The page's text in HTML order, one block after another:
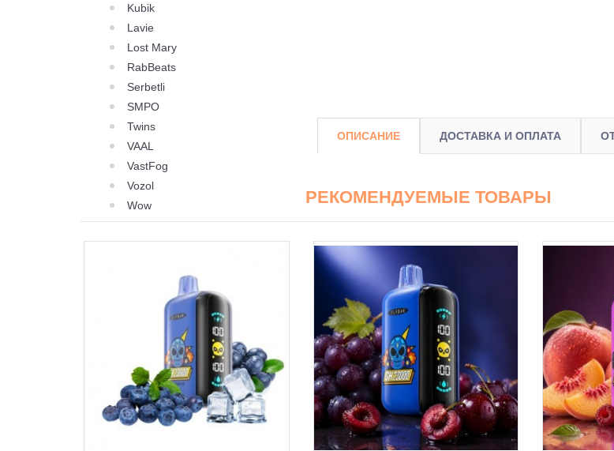
Kubik
Lavie
Lost Mary
RabBeats
Serbetli
SMPO
Twins
VAAL
VastFog
Vozol
Wow
ОПИСАНИЕ ДОСТАВКА И ОПЛАТА
РЕКОМЕНДУЕМЫЕ ТОВАРЫ